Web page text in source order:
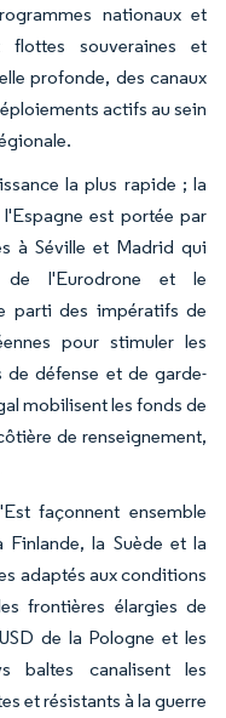
nationaux et
flottes souveraines et
profonde, des canaux
actifs au sein
la plus rapide ; la
est portée par
à Séville et Madrid qui
l'Eurodrone et le
parti des impératifs de
pour stimuler les
défense et de garde-
mobilisent les fonds de
de renseignement,
façonnent ensemble
la Suède et la
adaptés aux conditions
frontières élargies de
de la Pologne et les
baltes canalisent les
et résistants à la guerre